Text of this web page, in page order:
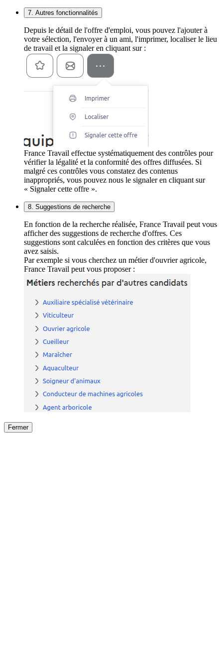
7. Autres fonctionnalités
Depuis le détail de l'offre d'emploi, vous pouvez l'ajouter à
votre sélection, l'envoyer à un ami, l'imprimer, localiser le lieu
de travail et la signaler en cliquant sur :
France Travail effectue systématiquement des contrôles pour
vérifier la légalité et la conformité des offres diffusées. Si
malgré ces contrôles vous constatez des contenus
inappropriés, vous pouvez nous le signaler en cliquant sur
« Signaler cette offre ».
8. Suggestions de recherche
En fonction de la recherche réalisée, France Travail peut vous
afficher des suggestions de recherche d'offres. Ces
suggestions sont calculées en fonction des critères que vous
avez saisis.
Par exemple si vous cherchez un métier d'ouvrier agricole,
France Travail peut vous proposer :
Fermer